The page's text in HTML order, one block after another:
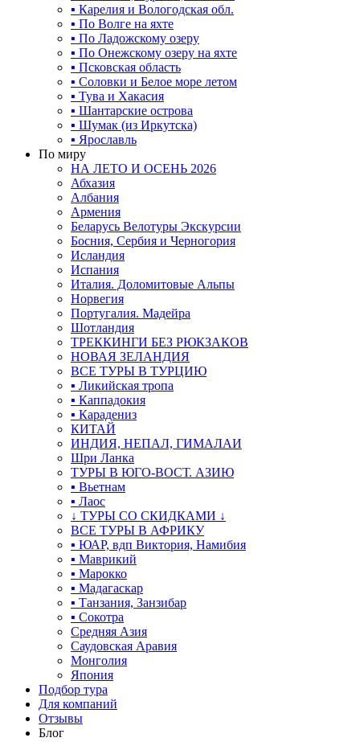
▪ Карелия и Вологодская обл.
▪ По Волге на яхте
▪ По Ладожскому озеру
▪ По Онежскому озеру на яхте
▪ Псковская область
▪ Соловки и Белое море летом
▪ Тува и Хакасия
▪ Шантарские острова
▪ Шумак (из Иркутска)
▪ Ярославль
По миру
НА ЛЕТО И ОСЕНЬ 2026
Абхазия
Албания
Армения
Беларусь Велотуры Экскурсии
Босния, Сербия и Черногория
Исландия
Испания
Италия. Доломитовые Альпы
Норвегия
Португалия. Мадейра
Шотландия
ТРЕККИНГИ БЕЗ РЮКЗАКОВ
НОВАЯ ЗЕЛАНДИЯ
ВСЕ ТУРЫ В ТУРЦИЮ
▪ Ликийская тропа
▪ Каппадокия
▪ Карадениз
КИТАЙ
ИНДИЯ, НЕПАЛ, ГИМАЛАИ
Шри Ланка
ТУРЫ В ЮГО-ВОСТ. АЗИЮ
▪ Вьетнам
▪ Лаос
↓ ТУРЫ СО СКИДКАМИ ↓
ВСЕ ТУРЫ В АФРИКУ
▪ ЮАР, вдп Виктория, Намибия
▪ Маврикий
▪ Марокко
▪ Мадагаскар
▪ Танзания, Занзибар
▪ Сокотра
Средняя Азия
Саудовская Аравия
Монголия
Япония
Подбор тура
Для компаний
Отзывы
Блог